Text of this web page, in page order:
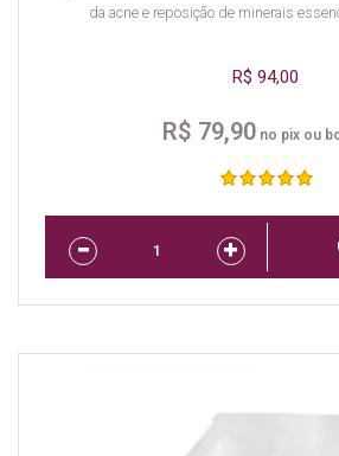
da acne e reposição de minerais
R$ 94,00
R$ 79,90 no pix ou